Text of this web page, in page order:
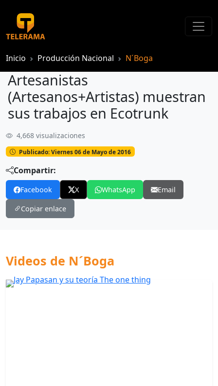
Inicio Producción Nacional N´Boga
Artesanistas
(Artesanos+Artistas) muestran
sus trabajos en Ecotrunk
4,668 visualizaciones
Publicado: Viernes 06 de Mayo de 2016
Compartir:
Facebook X WhatsApp Email
Copiar enlace
Videos de N´Boga